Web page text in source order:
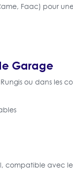
Faac) pour
Garage
ou dans les
compatible avec